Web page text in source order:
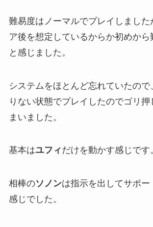
難易度はノーマルでプレイしました
ア後を想定しているからか初めから
と感じました。
システムをほとんど忘れていたので
りない状態でプレイしたのでゴリ押
まいました。
基本はユフィだけを動かす感じです
相棒のソノンは指示を出してサポー
感じでした。